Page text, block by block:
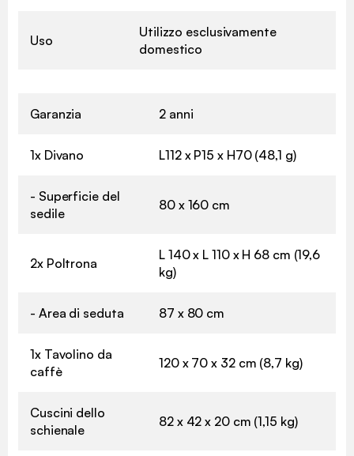
Uso
Utilizzo esclusivamente
domestico
Garanzia 2 anni
1x Divano L112 x P15 x H70 (48,1 g)
- Superficie del
sedile
80 x 160 cm
2x Poltrona
L 140 x L 110 x H 68 cm (19,6
kg)
- Area di seduta 87 x 80 cm
1x Tavolino da
caffè
120 x 70 x 32 cm (8,7 kg)
Cuscini dello
schienale
82 x 42 x 20 cm (1,15 kg)